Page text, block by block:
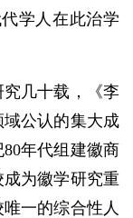
学人在此治学
几十载，《李
公认的集大成
年代组建徽商
为徽学研究重
一的综合性人